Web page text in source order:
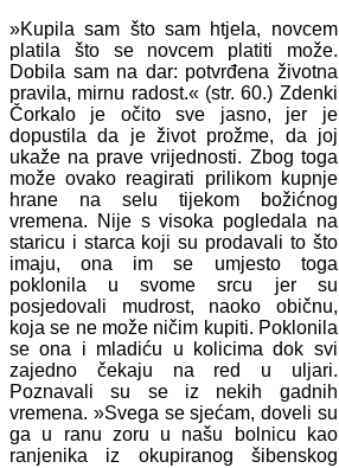
»Kupila sam što sam htjela, novcem
platila što se novcem platiti može.
Dobila sam na dar: potvrđena životna
pravila, mirnu radost.« (str. 60.) Zdenki
Čorkalo je očito sve jasno, jer je
dopustila da je život prožme, da joj
ukaže na prave vrijednosti. Zbog toga
može ovako reagirati prilikom kupnje
hrane na selu tijekom božićnog
vremena. Nije s visoka pogledala na
staricu i starca koji su prodavali to što
imaju, ona im se umjesto toga
poklonila u svome srcu jer su
posjedovali mudrost, naoko običnu,
koja se ne može ničim kupiti. Poklonila
se ona i mladiću u kolicima dok svi
zajedno čekaju na red u uljari.
Poznavali su se iz nekih gadnih
vremena. »Svega se sjećam, doveli su
ga u ranu zoru u našu bolnicu kao
ranjenika iz okupiranog šibenskog